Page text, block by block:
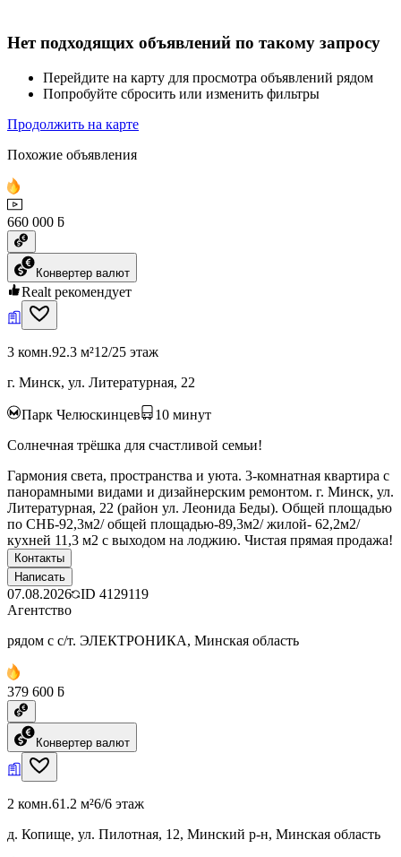
Нет подходящих объявлений по такому запросу
Перейдите на карту для просмотра объявлений рядом
Попробуйте сбросить или изменить фильтры
Продолжить на карте
Похожие объявления
660 000 ƃ
Конвертер валют
Realt рекомендует
3 комн.92.3 м²12/25 этаж
г. Минск, ул. Литературная, 22
Парк Челюскинцев 10 минут
Солнечная трёшка для счастливой семьи!
Гармония света, пространства и уюта. 3-комнатная квартира с
панорамными видами и дизайнерским ремонтом. г. Минск, ул.
Литературная, 22 (район ул. Леонида Беды). Общей площадью
по СНБ-92,3м2/ общей площадью-89,3м2/ жилой- 62,2м2/
кухней 11,3 м2 с выходом на лоджию. Чистая прямая продажа!
Контакты
Написать
07.08.2026 ID 4129119
Агентство
рядом с с/т. ЭЛЕКТРОНИКА, Минская область
379 600 ƃ
Конвертер валют
2 комн.61.2 м²6/6 этаж
д. Копище, ул. Пилотная, 12, Минский р-н, Минская область